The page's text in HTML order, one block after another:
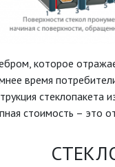
которое
время
стоимость – это